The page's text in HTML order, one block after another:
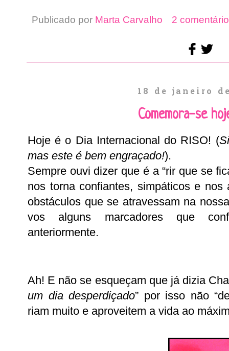
Publicado por Marta Carvalho 2
18 de janeiro
Comemora-se
Hoje é o Dia Internacional do RISO! (
mas este é bem engraçado!).
Sempre ouvi dizer que é a “rir que se
nos torna confiantes, simpáticos e
obstáculos que se atravessam na
vos alguns marcadores que
anteriormente.
Ah! E não se esqueçam que já dizia
um dia desperdiçado” por isso não
riam muito e aproveitem a vida ao